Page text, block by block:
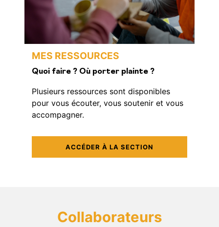
MES RESSOURCES
Quoi faire ? Où porter plainte ?
Plusieurs ressources sont disponibles
pour vous écouter, vous soutenir et vous
accompagner.
ACCÉDER À LA SECTION
Collaborateurs